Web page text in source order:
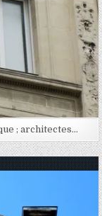
; architectes…